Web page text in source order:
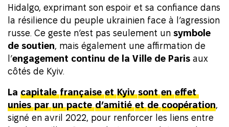
Hidalgo, exprimant son espoir et sa confiance dans
la résilience du peuple ukrainien face à l’agression
russe. Ce geste n’est pas seulement un symbole
de soutien , mais également une affirmation de
l’engagement continu de la Ville de Paris aux
côtés de Kyiv.
La capitale française et Kyiv sont en effet
unies par un pacte d’amitié et de coopération
signé en avril 2022, pour renforcer les liens entre